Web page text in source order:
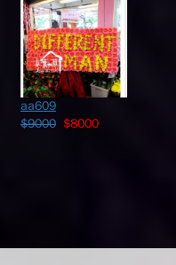
aa609
$9000 $8000